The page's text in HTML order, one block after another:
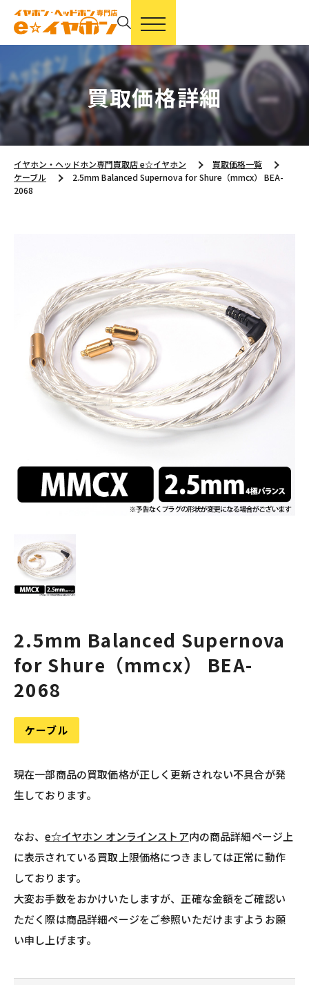
買取価格詳細
イヤホン・ヘッドホン専門買取店 e☆イヤホン
買取価格一覧
ケーブル
2.5mm Balanced Supernova for Shure（mmcx） BEA-
2068
2.5mm Balanced Supernova
for Shure（mmcx） BEA-
2068
ケーブル
現在一部商品の買取価格が正しく更新されない不具合が発
生しております。
なお、e☆イヤホン オンラインストア内の商品詳細ページ上
に表示されている買取上限価格につきましては正常に動作
しております。
大変お手数をおかけいたしますが、正確な金額をご確認い
ただく際は商品詳細ページをご参照いただけますようお願
い申し上げます。